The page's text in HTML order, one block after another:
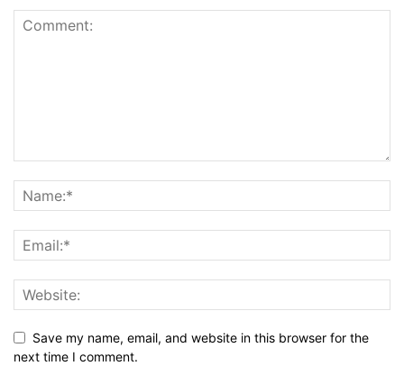
Save my name, email, and website in this browser for the
next time I comment.